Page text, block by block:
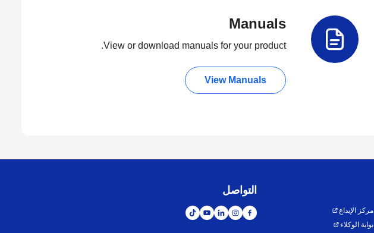
Manuals
View or download manuals for your product.
View Manuals
مركز الإبداع
بوابة الوكلاء
التواصل